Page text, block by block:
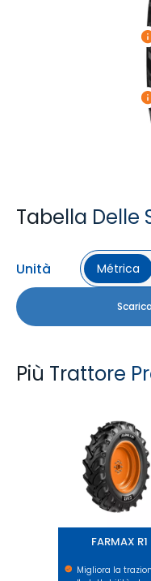
Tabella Delle
Unità Métrica
Più Trattore
FARMAX R1
Migliora la